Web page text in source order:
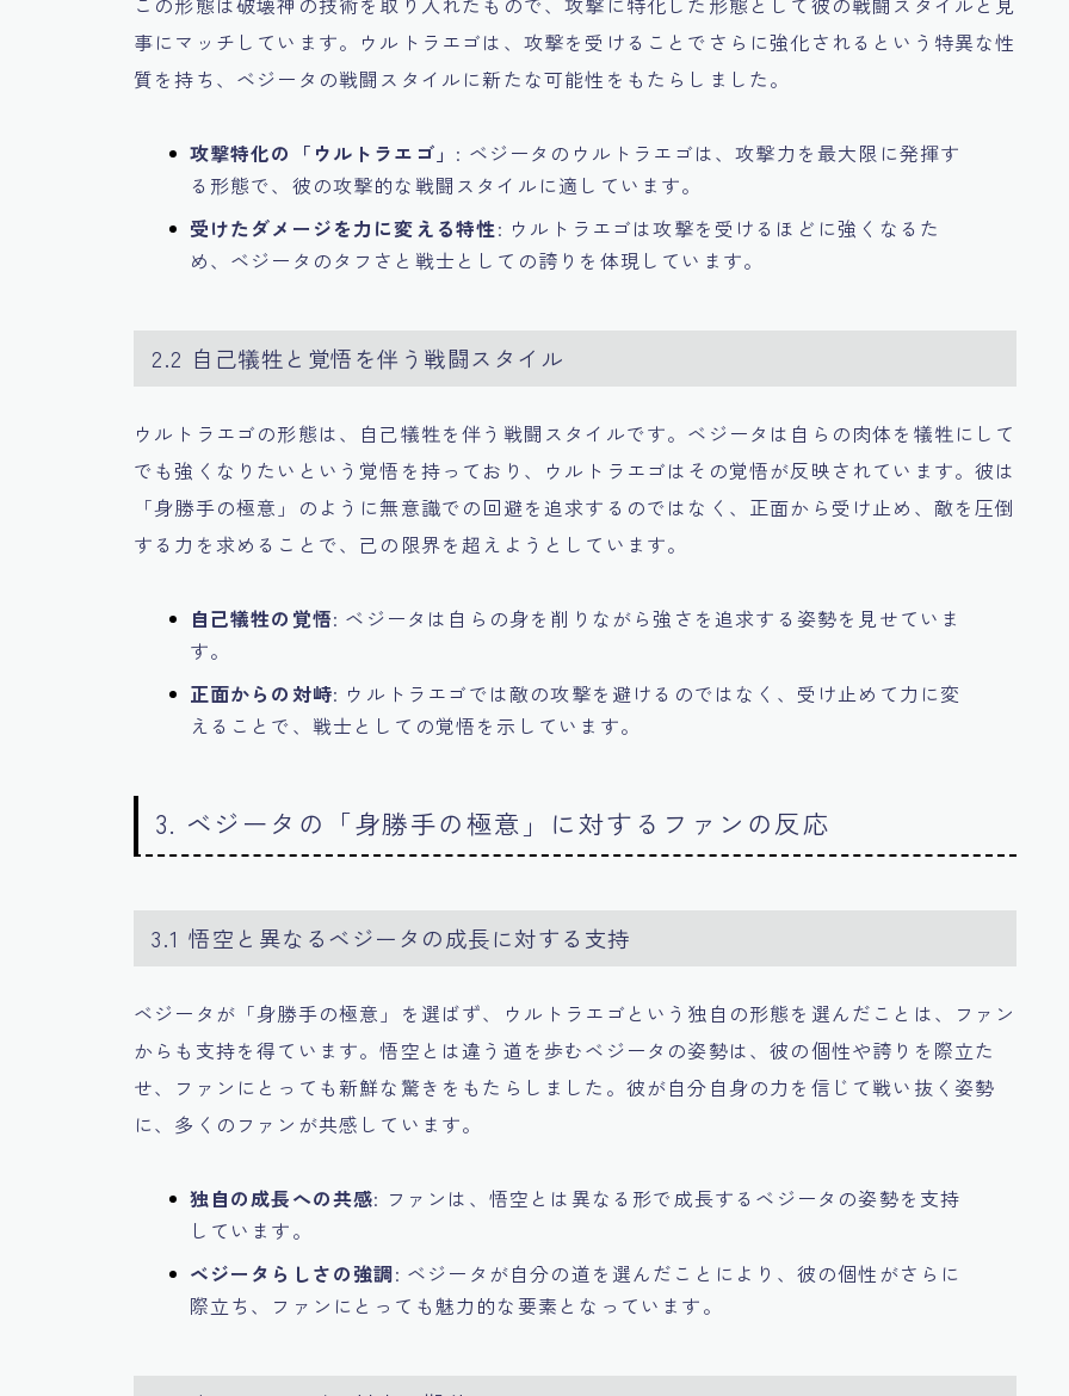
事にマッチしています。ウルトラエゴは、攻撃を受けることでさらに強化されるという特異な性
質を持ち、ベジータの戦闘スタイルに新たな可能性をもたらしました。
攻撃特化の「ウルトラエゴ」 : ベジータのウルトラエゴは、攻撃力を最大限に発揮す
る形態で、彼の攻撃的な戦闘スタイルに適しています。
受けたダメージを力に変える特性: ウルトラエゴは攻撃を受けるほどに強くなるた
め、ベジータのタフさと戦士としての誇りを体現しています。
2.2 自己犠牲と覚悟を伴う戦闘スタイル
ウルトラエゴの形態は、自己犠牲を伴う戦闘スタイルです。ベジータは自らの肉体を犠牲にして
でも強くなりたいという覚悟を持っており、ウルトラエゴはその覚悟が反映されています。彼は
「身勝手の極意」のように無意識での回避を追求するのではなく、正面から受け止め、敵を圧倒
する力を求めることで、己の限界を超えようとしています。
自己犠牲の覚悟: ベジータは自らの身を削りながら強さを追求する姿勢を見せていま
す。
正面からの対峙: ウルトラエゴでは敵の攻撃を避けるのではなく、受け止めて力に変
えることで、戦士としての覚悟を示しています。
3. ベジータの「身勝手の極意」に対するファンの反応
3.1 悟空と異なるベジータの成長に対する支持
ベジータが「身勝手の極意」を選ばず、ウルトラエゴという独自の形態を選んだことは、ファン
からも支持を得ています。悟空とは違う道を歩むベジータの姿勢は、彼の個性や誇りを際立た
せ、ファンにとっても新鮮な驚きをもたらしました。彼が自分自身の力を信じて戦い抜く姿勢
に、多くのファンが共感しています。
独自の成長への共感: ファンは、悟空とは異なる形で成長するベジータの姿勢を支持
しています。
ベジータらしさの強調: ベジータが自分の道を選んだことにより、彼の個性がさらに
際立ち、ファンにとっても魅力的な要素となっています。